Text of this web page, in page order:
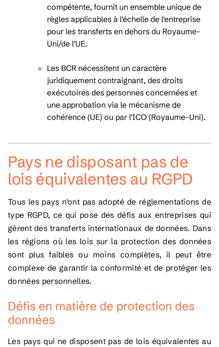
compétente, fournit un ensemble unique de
règles applicables à l'échelle de l'entreprise
pour les transferts en dehors du Royaume-
Uni/de l'UE.
Les BCR nécessitent un caractère
juridiquement contraignant, des droits
exécutoires des personnes concernées et
une approbation via le mécanisme de
cohérence (UE) ou par l'ICO (Royaume-Uni).
Pays ne disposant pas de
lois équivalentes au RGPD
Tous les pays n'ont pas adopté de réglementations de
type RGPD, ce qui pose des défis aux entreprises qui
gèrent des transferts internationaux de données. Dans
les régions où les lois sur la protection des données
sont plus faibles ou moins complètes, il peut être
complexe de garantir la conformité et de protéger les
données personnelles.
Défis en matière de protection des
données
Les pays qui ne disposent pas de lois équivalentes au